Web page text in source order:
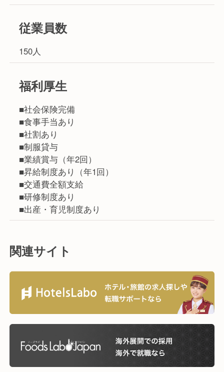
従業員数
150人
福利厚生
■社会保険完備
■食事手当あり
■社割あり
■制服貸与
■業績賞与（年2回）
■昇給制度あり（年1回）
■交通費全額支給
■研修制度あり
■出産・育児制度あり
関連サイト